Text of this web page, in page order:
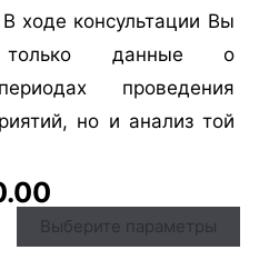
ходе консультации Вы
данные о
проведения
но и анализ той
Выберите параметры